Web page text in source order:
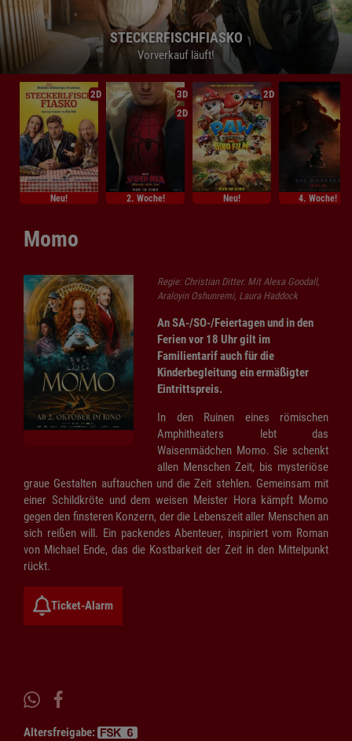
STECKERFISCHFIASKO
Vorverkauf läuft!
STECKERFISCHFIASKO
Vorverkauf läuft!
STECKERFISCHFIASKO
Vorverkauf läuft!
2D
Neu!
3D
2D
2. Woche!
2D
Neu! 4. Woche!
Momo
Regie: Christian Ditter. Mit Alexa Goodall,
Araloyin Oshunremi, Laura Haddock
An SA-/SO-/Feiertagen und in den
Ferien vor 18 Uhr gilt im
Familientarif auch für die
Kinderbegleitung ein ermäßigter
Eintrittspreis.
In den Ruinen eines römischen
Amphitheaters lebt das
Waisenmädchen Momo. Sie schenkt
allen Menschen Zeit, bis mysteriöse
graue Gestalten auftauchen und die Zeit stehlen. Gemeinsam mit
einer Schildkröte und dem weisen Meister Hora kämpft Momo
gegen den finsteren Konzern, der die Lebenszeit aller Menschen an
sich reißen will. Ein packendes Abenteuer, inspiriert vom Roman
von Michael Ende, das die Kostbarkeit der Zeit in den Mittelpunkt
rückt.
Ticket-Alarm
Altersfreigabe: